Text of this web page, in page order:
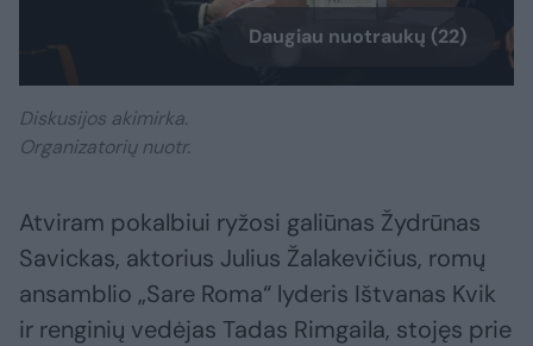
Daugiau nuotraukų (22)
Diskusijos akimirka.
Organizatorių nuotr.
Atviram pokalbiui ryžosi galiūnas Žydrūnas
Savickas, aktorius Julius Žalakevičius, romų
ansamblio „Sare Roma“ lyderis Ištvanas Kvik
ir renginių vedėjas Tadas Rimgaila, stojęs prie